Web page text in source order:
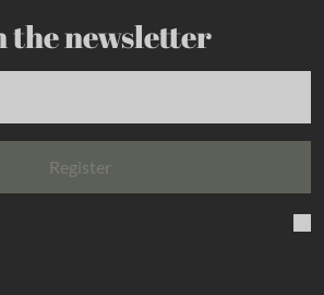
the newsletter
Register